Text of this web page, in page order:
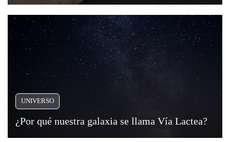
UNIVERSO
¿Por qué nuestra galaxia se llama Vía Lactea?